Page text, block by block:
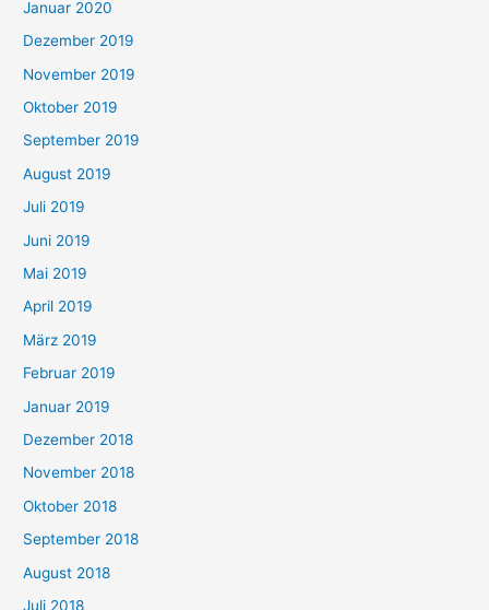
Januar 2020
Dezember 2019
November 2019
Oktober 2019
September 2019
August 2019
Juli 2019
Juni 2019
Mai 2019
April 2019
März 2019
Februar 2019
Januar 2019
Dezember 2018
November 2018
Oktober 2018
September 2018
August 2018
Juli 2018